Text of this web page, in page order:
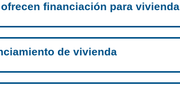
financiación para vivienda
de vivienda